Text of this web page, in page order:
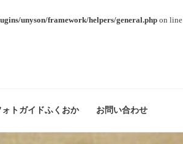
unyson/framework/helpers/general.php on line
ォトガイドふくおか お問い合わせ